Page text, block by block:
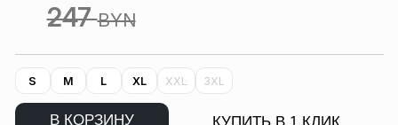
247BYN
S M L XL XXL 3XL
В КОРЗИНУ КУПИТЬ В 1 КЛИК